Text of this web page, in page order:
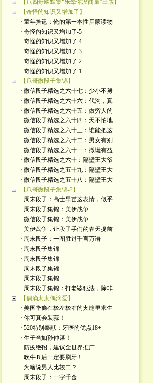
【爪四哥幽默集“乐晕你没商量”出版】
【奇怪的知识又增加了】
· 童年拾遗：俺的第一本性启蒙读物
· 奇怪的知识又增加了-5
· 奇怪的知识又增加了-4
· 奇怪的知识又增加了-3
· 奇怪的知识又增加了-2
· 奇怪的知识又增加了-1
【爪哥微段子集锦】
· 微信段子精选之六十七：少小不努
· 微信段子精选之六十六：代沟，真
· 微信段子精选之六十五：做穷人的
· 微信段子精选之六十四：天不怕地
· 微信段子精选之六十三：谁能把这
· 微信段子精选之六十二：男女有别
· 微信段子精选之六十一：撒谎有益
· 微信段子精选之六十：隔壁王大爷
· 微信段子精选之五十九：隔壁王大
· 微信段子精选之五十八：隔壁王大
【爪哥微段子集锦-2】
· 周末段子：高士早苗这表情，似乎
· 周末段子集锦：美伊战争
· 微信段子集锦：美伊战争
· 美伊战争，让段子手们的春天提前
· 周末段子：一图胜过千言万语
· 周末段子集锦
· 周末段子集锦
· 周末段子集锦
· 周末段子集锦
· 周末段子集锦：打老婆犯法，除非
【偶滴太太偶滴爱】
· 美国华裔在极左极右的夹缝里求生
· 你可真会装蒜！
· 520特别奉献：牙医的优点18+
· 生子当如孙仲谋！
· 防疫绝招，建议全世界推广
· 吹牛Ｂ后一定要刷牙！
· 为啥说男人比较二？
· 周末段子：一字千金